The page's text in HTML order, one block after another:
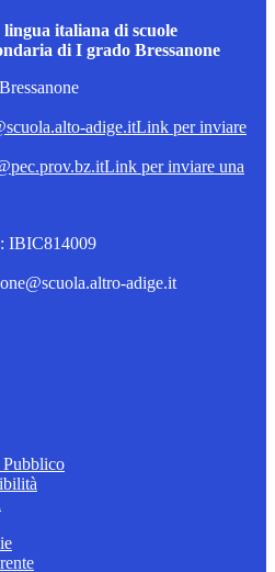
italiana di scuole
di I grado Bressanone
adige.itLink per inviare
Link per inviare una
IBIC814009
adige.it